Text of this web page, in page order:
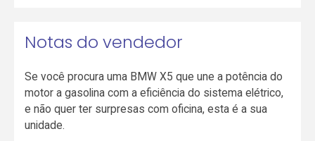
Notas do vendedor
Se você procura uma BMW X5 que une a potência do
motor a gasolina com a eficiência do sistema elétrico,
e não quer ter surpresas com oficina, esta é a sua
unidade.